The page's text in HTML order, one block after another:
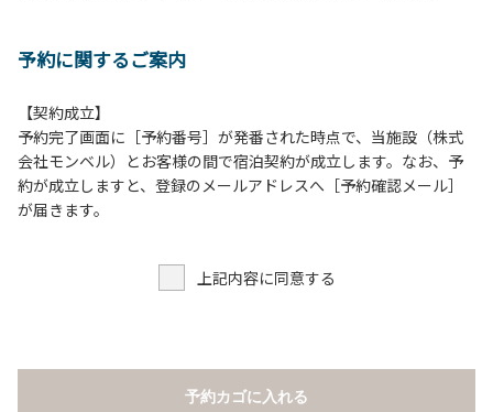
３．硬いボールでの球技。（野球、キャッチボール・サッカ
４．大きな音で音楽や楽器などを鳴らす行為。（ 但し貸切イ
ベントは除く）
５．発電機の使用。（但し貸切イベントは除く）
６．申込みされたサイト以外のサイトの利用や共用部（シャ
ワー棟、水道など）の占有行為。
８．その他 周りに迷惑となるような行為（夜間の大声での談
１．全室禁煙です。
２．動物（ペット類）の同伴はご遠慮願います。
予約に関するご案内
【契約成立】
予約完了画面に［予約番号］が発番された時点で、当施設（株式
会社モンベル）とお客様の間で宿泊契約が成立します。なお、予
約が成立しますと、登録のメールアドレスへ［予約確認メール］
が届きます。
上記内容に同意する
予約カゴに入れる